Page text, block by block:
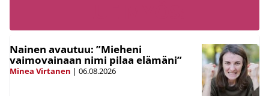
Nainen avautuu: ”Mieheni
vaimovainaan nimi pilaa elämäni”
Minea Virtanen | 06.08.2026